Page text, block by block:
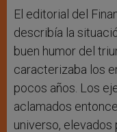
El editorial del
describía la
buen humor del
caracterizaba los
pocos años. Los
aclamados
universo,